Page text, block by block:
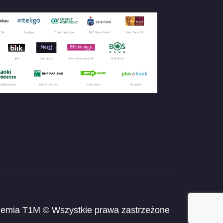
T1M © Wszystkie prawa zastrzeżone